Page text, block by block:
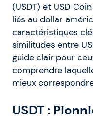
(USDT) et USD
liés au dollar
caractéristiques
similitudes entre
guide clair pour
comprendre
mieux
USDT :